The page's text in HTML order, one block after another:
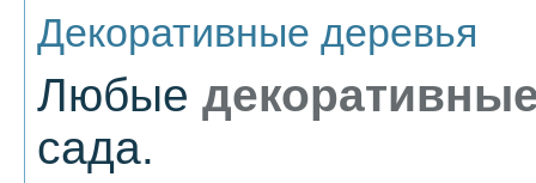
Декоративные деревья
Любые
сада.